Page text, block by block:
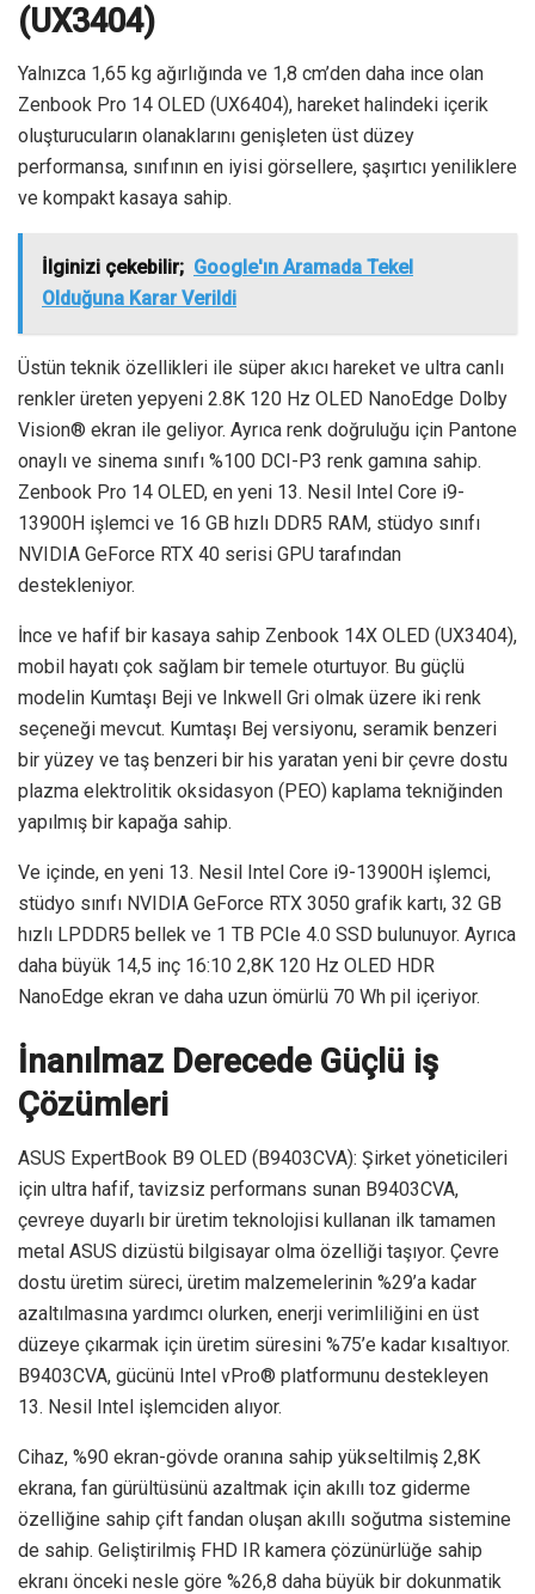
(UX3404)
Yalnızca 1,65 kg ağırlığında ve 1,8 cm’den daha ince olan
Zenbook Pro 14 OLED (UX6404), hareket halindeki içerik
oluşturucuların olanaklarını genişleten üst düzey
performansa, sınıfının en iyisi görsellere, şaşırtıcı yeniliklere
ve kompakt kasaya sahip.
İlginizi çekebilir; Google'ın Aramada Tekel
Olduğuna Karar Verildi
Üstün teknik özellikleri ile süper akıcı hareket ve ultra canlı
renkler üreten yepyeni 2.8K 120 Hz OLED NanoEdge Dolby
Vision® ekran ile geliyor. Ayrıca renk doğruluğu için Pantone
onaylı ve sinema sınıfı %100 DCI-P3 renk gamına sahip.
Zenbook Pro 14 OLED, en yeni 13. Nesil Intel Core i9-
13900H işlemci ve 16 GB hızlı DDR5 RAM, stüdyo sınıfı
NVIDIA GeForce RTX 40 serisi GPU tarafından
destekleniyor.
İnce ve hafif bir kasaya sahip Zenbook 14X OLED (UX3404),
mobil hayatı çok sağlam bir temele oturtuyor. Bu güçlü
modelin Kumtaşı Beji ve Inkwell Gri olmak üzere iki renk
seçeneği mevcut. Kumtaşı Bej versiyonu, seramik benzeri
bir yüzey ve taş benzeri bir his yaratan yeni bir çevre dostu
plazma elektrolitik oksidasyon (PEO) kaplama tekniğinden
yapılmış bir kapağa sahip.
Ve içinde, en yeni 13. Nesil Intel Core i9-13900H işlemci,
stüdyo sınıfı NVIDIA GeForce RTX 3050 grafik kartı, 32 GB
hızlı LPDDR5 bellek ve 1 TB PCIe 4.0 SSD bulunuyor. Ayrıca
daha büyük 14,5 inç 16:10 2,8K 120 Hz OLED HDR
NanoEdge ekran ve daha uzun ömürlü 70 Wh pil içeriyor.
İnanılmaz Derecede Güçlü iş
Çözümleri
ASUS ExpertBook B9 OLED (B9403CVA): Şirket yöneticileri
için ultra hafif, tavizsiz performans sunan B9403CVA,
çevreye duyarlı bir üretim teknolojisi kullanan ilk tamamen
metal ASUS dizüstü bilgisayar olma özelliği taşıyor. Çevre
dostu üretim süreci, üretim malzemelerinin %29’a kadar
azaltılmasına yardımcı olurken, enerji verimliliğini en üst
düzeye çıkarmak için üretim süresini %75’e kadar kısaltıyor.
B9403CVA, gücünü Intel vPro® platformunu destekleyen
13. Nesil Intel işlemciden alıyor.
Cihaz, %90 ekran-gövde oranına sahip yükseltilmiş 2,8K
ekrana, fan gürültüsünü azaltmak için akıllı toz giderme
özelliğine sahip çift fandan oluşan akıllı soğutma sistemine
de sahip. Geliştirilmiş FHD IR kamera çözünürlüğe sahip
ekranı önceki nesle göre %26,8 daha büyük bir dokunmatik